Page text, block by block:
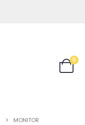
0
MONITOR